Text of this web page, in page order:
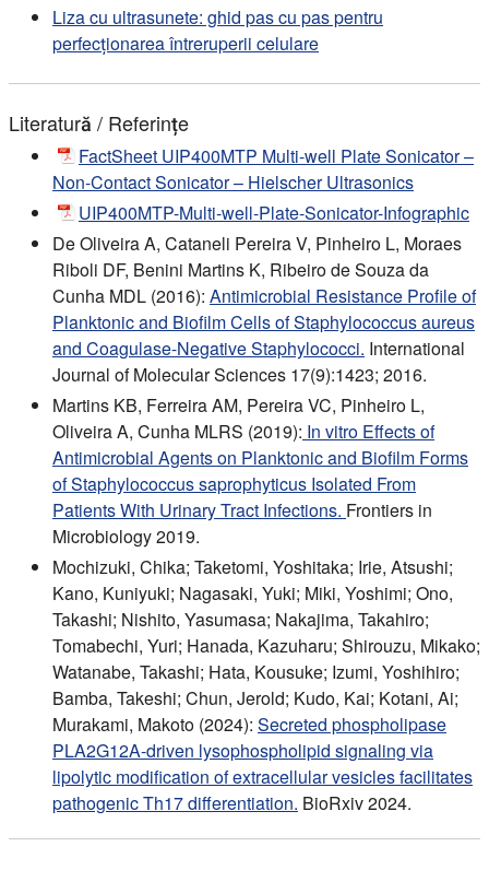
Liza cu ultrasunete: ghid pas cu pas pentru
perfecționarea întreruperii celulare
Literatură / Referințe
FactSheet UIP400MTP Multi-well Plate Sonicator –
Non-Contact Sonicator – Hielscher Ultrasonics
UIP400MTP-Multi-well-Plate-Sonicator-Infographic
De Oliveira A, Cataneli Pereira V, Pinheiro L, Moraes
Riboli DF, Benini Martins K, Ribeiro de Souza da
Cunha MDL (2016): Antimicrobial Resistance Profile of
Planktonic and Biofilm Cells of Staphylococcus aureus
and Coagulase-Negative Staphylococci. International
Journal of Molecular Sciences 17(9):1423; 2016.
Martins KB, Ferreira AM, Pereira VC, Pinheiro L,
Oliveira A, Cunha MLRS (2019): In vitro Effects of
Antimicrobial Agents on Planktonic and Biofilm Forms
of Staphylococcus saprophyticus Isolated From
Patients With Urinary Tract Infections. Frontiers in
Microbiology 2019.
Mochizuki, Chika; Taketomi, Yoshitaka; Irie, Atsushi;
Kano, Kuniyuki; Nagasaki, Yuki; Miki, Yoshimi; Ono,
Takashi; Nishito, Yasumasa; Nakajima, Takahiro;
Tomabechi, Yuri; Hanada, Kazuharu; Shirouzu, Mikako;
Watanabe, Takashi; Hata, Kousuke; Izumi, Yoshihiro;
Bamba, Takeshi; Chun, Jerold; Kudo, Kai; Kotani, Ai;
Murakami, Makoto (2024): Secreted phospholipase
PLA2G12A-driven lysophospholipid signaling via
lipolytic modification of extracellular vesicles facilitates
pathogenic Th17 differentiation. BioRxiv 2024.